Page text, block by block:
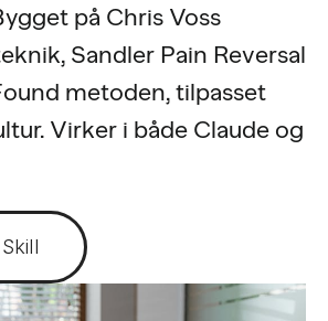
på Chris Voss
Sandler Pain Reversal
metoden, tilpasset
Virker i både Claude og